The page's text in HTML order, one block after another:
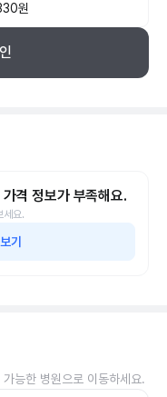
원
격 정보가 부족해요.
세요.
기
능한 병원으로 이동하세요.